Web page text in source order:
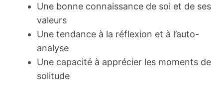
Une bonne connaissance de soi et de ses
valeurs
Une tendance à la réflexion et à l’auto-
analyse
Une capacité à apprécier les moments de
solitude